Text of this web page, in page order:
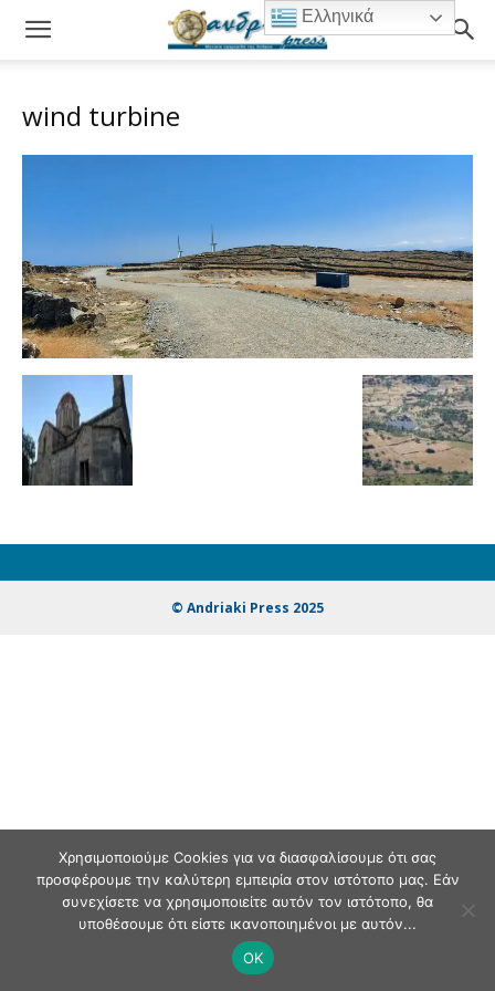
wind turbine
© Andriaki Press 2025
Ελληνικά
Χρησιμοποιούμε Cookies για να διασφαλίσουμε ότι σας
προσφέρουμε την καλύτερη εμπειρία στον ιστότοπο μας. Εάν
συνεχίσετε να χρησιμοποιείτε αυτόν τον ιστότοπο, θα
υποθέσουμε ότι είστε ικανοποιημένοι με αυτόν...
OK